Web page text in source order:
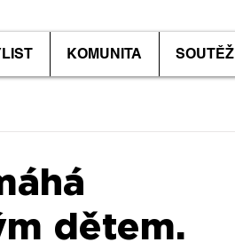
KOMUNITA SOUTĚŽ
dětem.